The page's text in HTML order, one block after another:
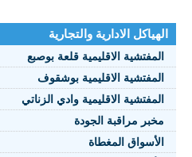
الهياكل الادارية والتجارية
المفتشية الاقليمية قلعة بوصبع
المفتشية الاقليمية بوشقوف
المفتشية الاقليمية وادي الزناتي
مخبر مراقبة الجودة
الأسواق المغطاة